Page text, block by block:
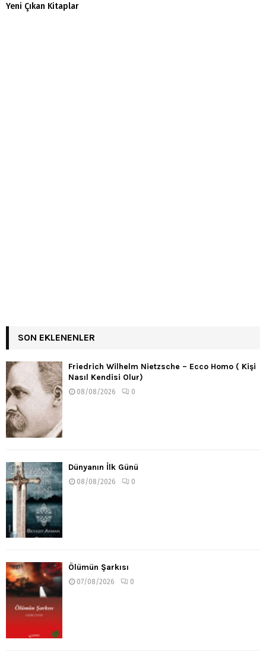
Yeni Çıkan Kitaplar
SON EKLENENLER
Friedrich Wilhelm Nietzsche – Ecco Homo ( Kişi
Nasıl Kendisi Olur)
08/08/2026 0
Dünyanın İlk Günü
08/08/2026 0
Ölümün Şarkısı
07/08/2026 0